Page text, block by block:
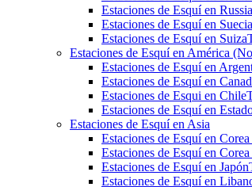
Estaciones de Esquí en Russia
Estaciones de Esquí en Suecia
Estaciones de Esquí en Suiza
Estaciones de Esquí en América
Estaciones de Esquí en
Estaciones de Esquí en
Estaciones de Esqui en Chile
Estaciones de Esquí en
Estaciones de Esquí en Asia
Estaciones de Esquí en
Estaciones de Esquí en
Estaciones de Esquí en Japón
Estaciones de Esquí en